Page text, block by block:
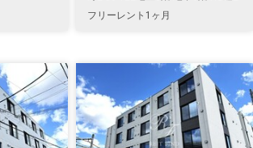
フリーレント1ヶ月